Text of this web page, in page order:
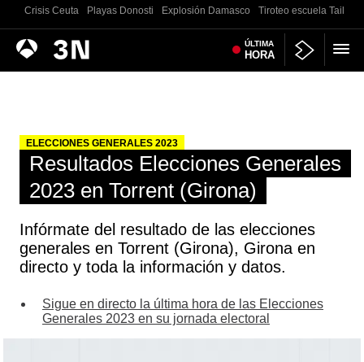
Crisis Ceuta Playas Donosti Explosión Damasco Tiroteo escuela
Antena
3
Noticias ÚLTIMA
HORA
ELECCIONES GENERALES 2023
Resultados Elecciones Generales
2023 en Torrent (Girona)
Infórmate del resultado de las elecciones
generales en Torrent (Girona), Girona en
directo y toda la información y datos.
Sigue en directo la última hora de las Elecciones
Generales 2023 en su jornada electoral